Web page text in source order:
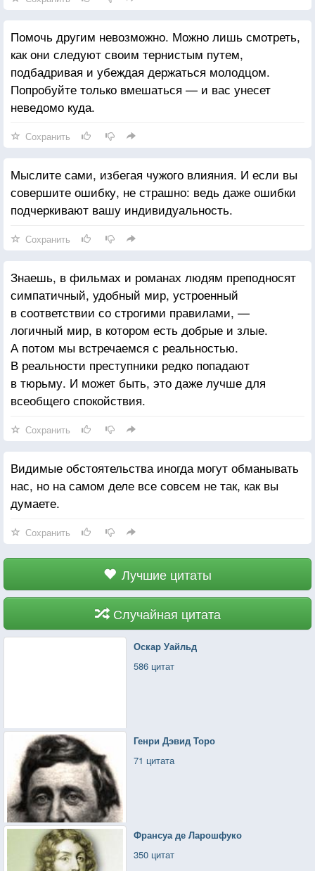
Помочь другим невозможно. Можно лишь смотреть,
как они следуют своим тернистым путем,
подбадривая и убеждая держаться молодцом.
Попробуйте только вмешаться — и вас унесет
неведомо куда.
Сохранить
Мыслите сами, избегая чужого влияния. И если вы
совершите ошибку, не страшно: ведь даже ошибки
подчеркивают вашу индивидуальность.
Сохранить
Знаешь, в фильмах и романах людям преподносят
симпатичный, удобный мир, устроенный
в соответствии со строгими правилами, —
логичный мир, в котором есть добрые и злые.
А потом мы встречаемся с реальностью.
В реальности преступники редко попадают
в тюрьму. И может быть, это даже лучше для
всеобщего спокойствия.
Сохранить
Видимые обстоятельства иногда могут обманывать
нас, но на самом деле все совсем не так, как вы
думаете.
Сохранить
Лучшие цитаты
Случайная цитата
Оскар Уайльд
586 цитат
Генри Дэвид Торо
71 цитата
Франсуа де Ларошфуко
350 цитат